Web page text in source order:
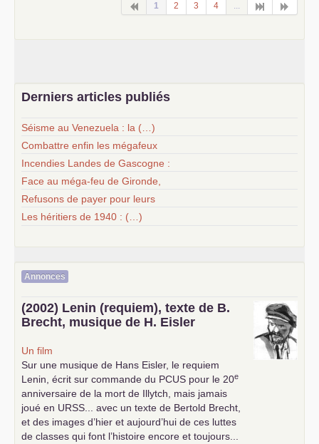
1 2 3 4 ...
Derniers articles publiés
Séisme au Venezuela : la (…)
Combattre enfin les mégafeux
Incendies Landes de Gascogne :
Face au méga-feu de Gironde,
Refusons de payer pour leurs
Les héritiers de 1940 : (…)
Annonces
(2002) Lenin (requiem), texte de B.
Brecht, musique de H. Eisler
Un film
Sur une musique de Hans Eisler, le requiem
Lenin, écrit sur commande du PCUS pour le 20e
anniversaire de la mort de Illytch, mais jamais
joué en URSS ... avec un texte de Bertold Brecht,
et des images d’hier et aujourd’hui de ces luttes
de classes qui font l’histoire encore et toujours...